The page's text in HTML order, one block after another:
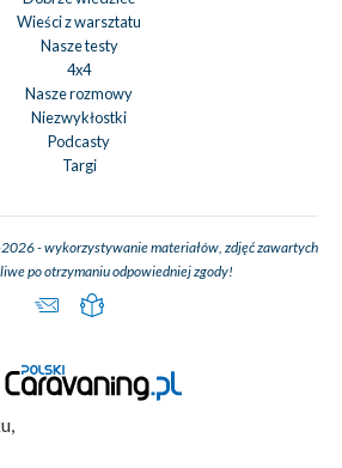
Wieści z warsztatu
Nasze testy
4x4
Nasze rozmowy
Niezwykłostki
Podcasty
Targi
- wykorzystywanie materiałów, zdjęć zawartych
po otrzymaniu odpowiedniej zgody!